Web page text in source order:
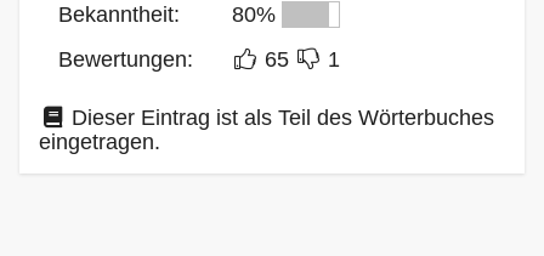
Bekanntheit:
80%
Bewertungen:
65 1
Dieser Eintrag ist als Teil des Wörterbuches
eingetragen.